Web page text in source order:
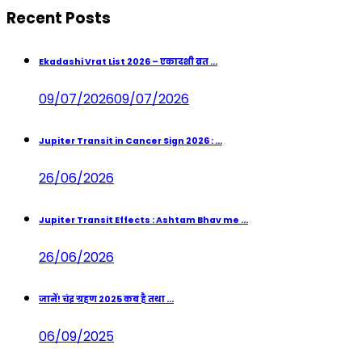
Recent Posts
Ekadashi Vrat List 2026 – एकादशी व्रत ...
09/07/202609/07/2026
Jupiter Transit in Cancer Sign 2026 : ...
26/06/2026
Jupiter Transit Effects : Ashtam Bhav me ...
26/06/2026
जानें! चंद्र ग्रहण 2025 कब है तथा ...
06/09/2025